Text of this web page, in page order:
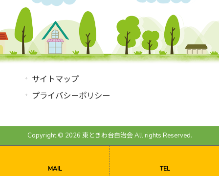
サイトマップ
プライバシーポリシー
Copyright © 2026 東ときわ台自治会 All rights Reserved.
MAIL TEL